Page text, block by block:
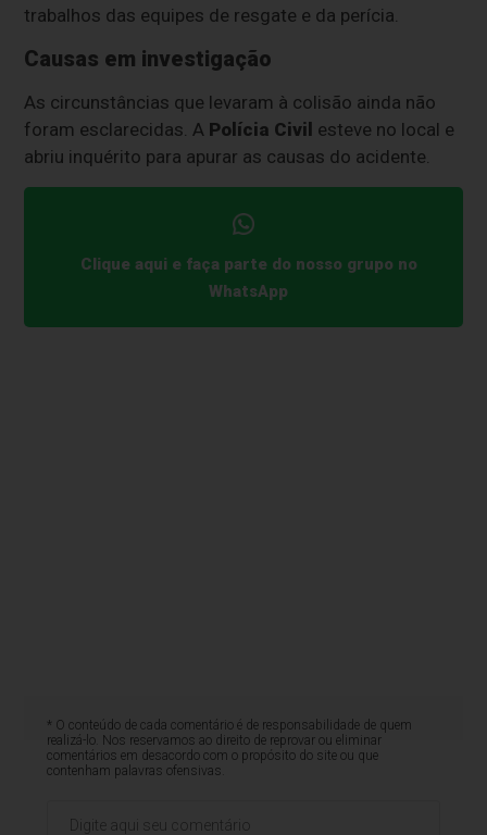
trabalhos das equipes de resgate e da perícia.
Causas em investigação
As circunstâncias que levaram à colisão ainda não
foram esclarecidas. A Polícia Civil esteve no local e
abriu inquérito para apurar as causas do acidente.
Clique aqui e faça parte do nosso grupo no
WhatsApp
* O conteúdo de cada comentário é de responsabilidade de quem
realizá-lo. Nos reservamos ao direito de reprovar ou eliminar
comentários em desacordo com o propósito do site ou que
contenham palavras ofensivas.